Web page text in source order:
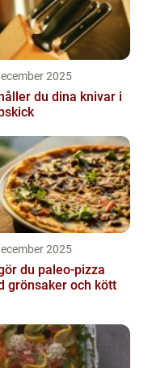
2025
du dina knivar i
2025
du paleo-pizza
grönsaker och kött